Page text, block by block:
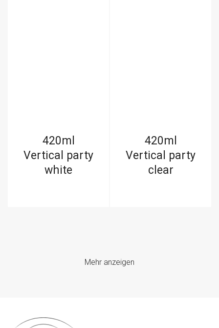
420ml
Vertical party
white
420ml
Vertical party
clear
Mehr anzeigen